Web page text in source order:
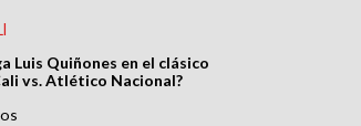
Luis Quiñones en el clásico
vs. Atlético Nacional?